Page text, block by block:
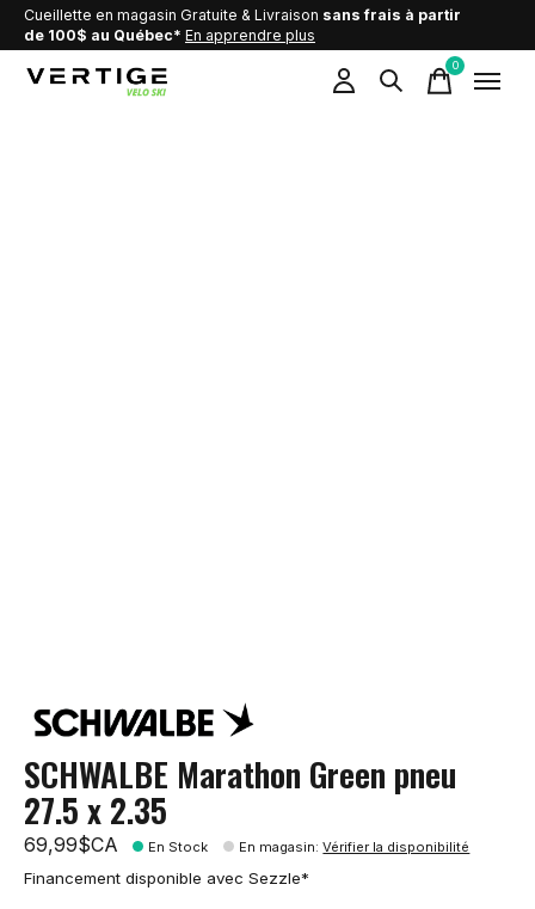
Cueillette en magasin Gratuite & Livraison sans frais à partir
de 100$ au Québec* En apprendre plus
0items
SCHWALBE Marathon Green pneu
27.5 x 2.35
69,99$CA En Stock En magasin:Vérifier la disponibilité
Financement disponible avec Sezzle*